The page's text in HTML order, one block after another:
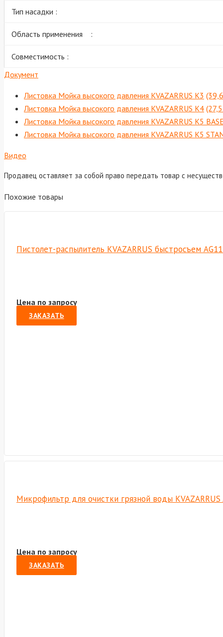
Тип насадки :
Область применения :
Совместимость :
Документ
Листовка Мойка высокого давления KVAZARRUS K3
Листовка Мойка высокого давления KVAZARRUS K4
Листовка Мойка высокого давления KVAZARRUS K5
Листовка Мойка высокого давления KVAZARRUS K5
Видео
Продавец оставляет за собой право передать товар с
Похожие товары
Пистолет-распылитель KVAZARRUS быстросъем
Цена по запросу
ЗАКАЗАТЬ
Микрофильтр для очистки грязной воды KVAZARRUS
Цена по запросу
ЗАКАЗАТЬ